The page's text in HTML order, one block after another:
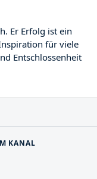
Er Erfolg ist ein
für viele
Entschlossenheit
KANAL